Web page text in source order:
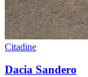
Citadine
Dacia Sandero